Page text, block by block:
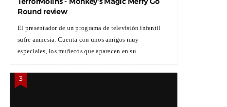
Round review
El presentador de un programa de televisión infantil
sufre amnesia. Cuenta con unos amigos muy
especiales, los muñecos que aparecen en su ...